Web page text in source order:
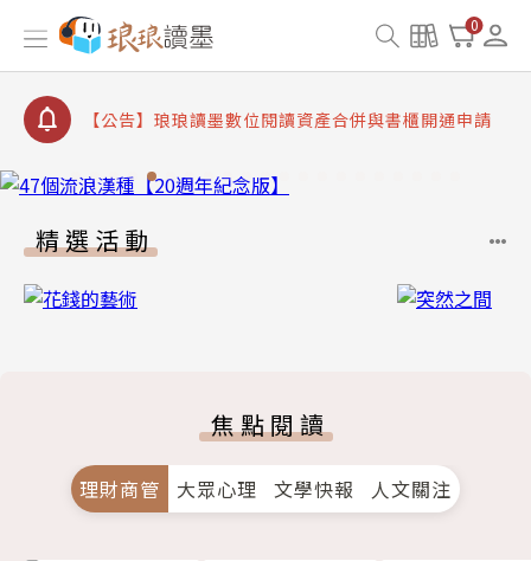
0
【公告】琅琅書店服務升級重要說明及資產合併結果
查詢
【公告】8/10、8/13 行動網路降速演練提醒
【公告】琅琅讀墨數位閱讀資產合併與書櫃開通申請
【公告】琅琅讀墨書櫃開通常見問題
【公告】琅琅讀墨 3 分鐘完成書櫃開通與資產合併申
請圖文教學
【公告】琅琅書店服務升級重要說明及資產合併結果
【公告】8/10、8/13 行動網路降速演練提醒
精選活動
焦點閱讀
理財商管 大眾心理 文學快報 人文關注